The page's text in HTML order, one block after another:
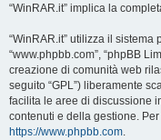
“WinRAR.it” implica la
“WinRAR.it” utilizza il sistema
“www.phpbb.com”, “phpBB
creazione di comunità web
seguito “GPL”) liberamente
facilita le aree di discussione
contenuti e della gestione.
https://www.phpbb.com.